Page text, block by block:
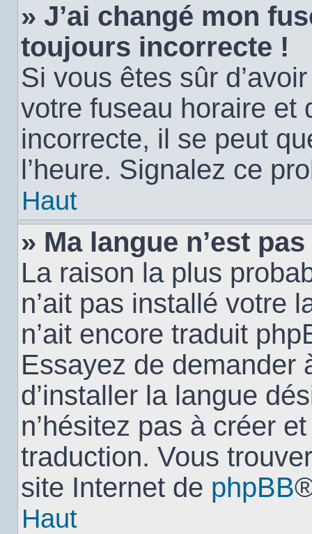
» J’ai changé mon
toujours incorrecte !
Si vous êtes sûr
votre fuseau horaire et
incorrecte, il se peut
l’heure. Signalez ce
Haut
» Ma langue n’est
La raison la plus
n’ait pas installé votre
n’ait encore traduit
Essayez de demander
d’installer la langue
n’hésitez pas à créer
traduction. Vous
site Internet de phpBB
Haut